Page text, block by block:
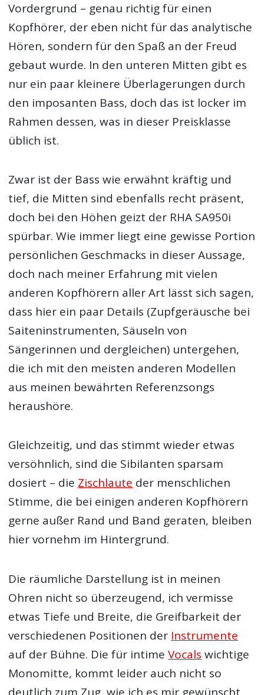
Vordergrund – genau richtig für einen
Kopfhörer, der eben nicht für das analytische
Hören, sondern für den Spaß an der Freud
gebaut wurde. In den unteren Mitten gibt es
nur ein paar kleinere Überlagerungen durch
den imposanten Bass, doch das ist locker im
Rahmen dessen, was in dieser Preisklasse
üblich ist.
Zwar ist der Bass wie erwähnt kräftig und
tief, die Mitten sind ebenfalls recht präsent,
doch bei den Höhen geizt der RHA SA950i
spürbar. Wie immer liegt eine gewisse Portion
persönlichen Geschmacks in dieser Aussage,
doch nach meiner Erfahrung mit vielen
anderen Kopfhörern aller Art lässt sich sagen,
dass hier ein paar Details (Zupfgeräusche bei
Saiteninstrumenten, Säuseln von
Sängerinnen und dergleichen) untergehen,
die ich mit den meisten anderen Modellen
aus meinen bewährten Referenzsongs
heraushöre.
Gleichzeitig, und das stimmt wieder etwas
versöhnlich, sind die Sibilanten sparsam
dosiert – die Zischlaute der menschlichen
Stimme, die bei einigen anderen Kopfhörern
gerne außer Rand und Band geraten, bleiben
hier vornehm im Hintergrund.
Die räumliche Darstellung ist in meinen
Ohren nicht so überzeugend, ich vermisse
etwas Tiefe und Breite, die Greifbarkeit der
verschiedenen Positionen der Instrumente
auf der Bühne. Die für intimeVocals wichtige
Monomitte, kommt leider auch nicht so
deutlich zum Zug, wie ich es mir gewünscht